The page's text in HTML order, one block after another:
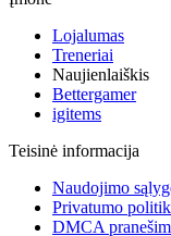
Lojalumas
Treneriai
Naujienlaiškis
Bettergamer
igitems
Teisinė informacija
Naudojimo
Privatumo
DMCA